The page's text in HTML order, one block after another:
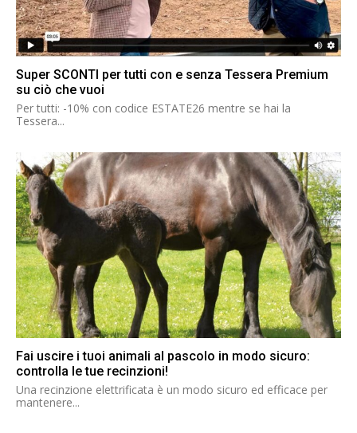
Super SCONTI per tutti con e senza Tessera Premium
su ciò che vuoi
Per tutti: -10% con codice ESTATE26 mentre se hai la
Tessera...
Fai uscire i tuoi animali al pascolo in modo sicuro:
controlla le tue recinzioni!
Una recinzione elettrificata è un modo sicuro ed efficace per
mantenere...